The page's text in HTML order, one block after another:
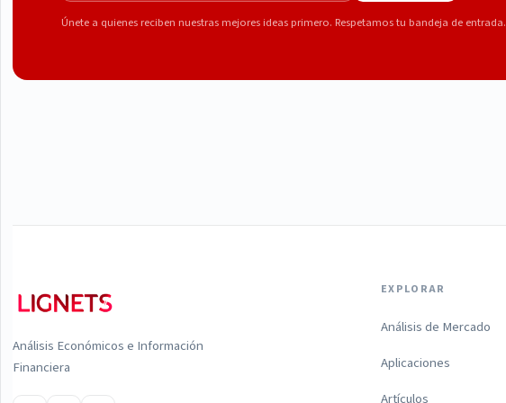
Únete a quienes reciben nuestras mejores ideas primero. Respetamos tu bandeja de entrada.
Análisis Económicos e Información
Financiera
EXPLORAR
Análisis de Mercado
Aplicaciones
Artículos